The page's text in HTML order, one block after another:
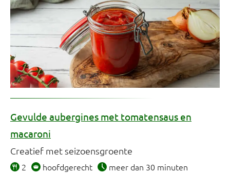
Gevulde aubergines met tomatensaus en
macaroni
Creatief met seizoensgroente
2 hoofdgerecht
meer dan 30 minuten